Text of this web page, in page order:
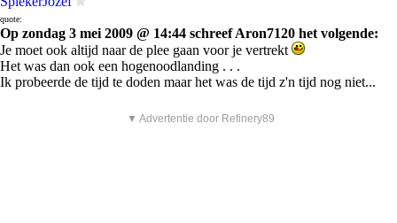
quote:
Op zondag 3 mei 2009 @ 14:44 schreef Aron7120 het volgende:
Je moet ook altijd naar de plee gaan voor je vertrekt
Het was dan ook een hogenoodlanding . . .
Ik probeerde de tijd te doden maar het was de tijd z'n tijd nog niet...
▼ Advertentie door Refinery89